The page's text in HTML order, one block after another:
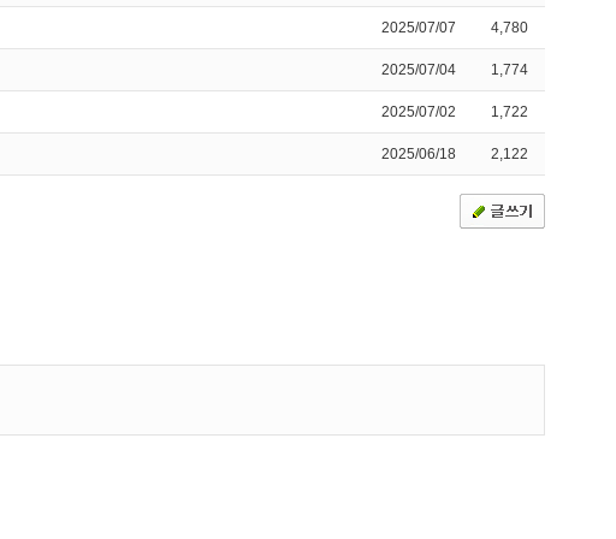
2025/07/07 4,780
2025/07/04 1,774
2025/07/02 1,722
2025/06/18 2,122